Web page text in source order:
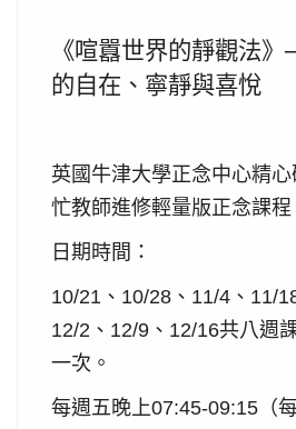
《喧囂世界的靜觀法
的自在、寧靜與喜悅
英國牛津大學正念中心精
忙教師進修輕量版正念課程
日期時間：
10/21 、 10/28 、 11/4 、 11/
12/2 、 12/9 、 12/16共八週
一次。
每週五晚上07:45-09:15 （